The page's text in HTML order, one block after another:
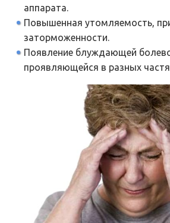
аппарата.
Повышенная утомляемость,
заторможенности.
Появление блуждающей
проявляющейся в разных